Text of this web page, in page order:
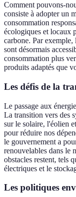
Comment pouvons-
consiste à adopter un
consommation
écologiques et locaux
carbone. Par exemple,
sont désormais
consommation plus
produits adaptés que
Les défis de la
Le passage aux
La transition vers des
sur le solaire, l'éolien
pour réduire nos
le gouvernement a
renouvelables dans le
obstacles restent, tels
électriques et le
Les politiques